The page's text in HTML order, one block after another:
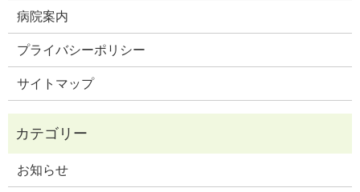
病院案内
プライバシーポリシー
サイトマップ
お知らせ